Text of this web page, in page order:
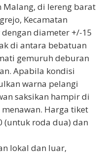
Malang, di lereng barat
Kecamatan
diameter +/-15
di antara bebatuan
gemuruh deburan
Apabila kondisi
warna pelangi
saksikan hampir di
Harga tiket
(untuk roda dua) dan
lokal dan luar,